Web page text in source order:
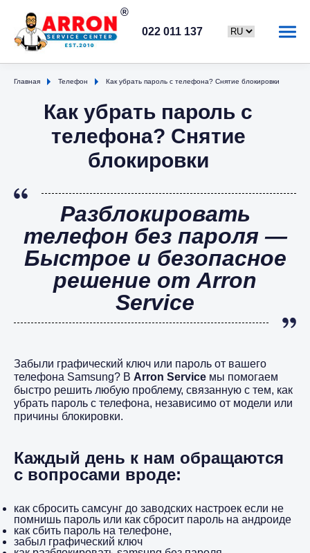
022 011 137
Главная Телефон Как убрать пароль с телефона? Снятие блокировки
Как убрать пароль с
телефона? Снятие
блокировки
Разблокировать
телефон без пароля —
Быстрое и безопасное
решение от Arron
Service
Забыли графический ключ или пароль от вашего
телефона Samsung? В Arron Service мы помогаем
быстро решить любую проблему, связанную с тем, как
убрать пароль с телефона, независимо от модели или
причины блокировки.
Каждый день к нам обращаются
с вопросами вроде:
как сбросить самсунг до заводских настроек если не
помнишь пароль или как сбросит пароль на андроиде
как сбить пароль на телефоне,
забыл графический ключ